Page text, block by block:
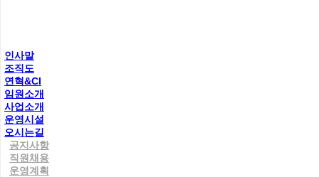
인사말
조직도
연혁&CI
임원소개
사업소개
운영시설
오시는길
공지사항
직원채용
운영계획